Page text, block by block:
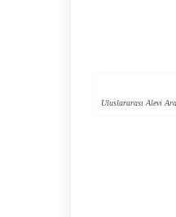
Uluslararası Alevi